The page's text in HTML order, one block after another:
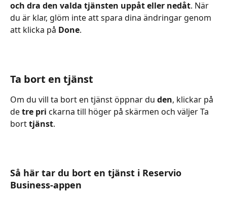
och dra den valda tjänsten uppåt eller nedåt. När
du är klar, glöm inte att spara dina ändringar genom
att klicka på Done.
Ta bort en tjänst
Om du vill ta bort en tjänst öppnar du den, klickar på
de tre pri ckarna till höger på skärmen och väljer Ta
bort tjänst.
Så här tar du bort en tjänst i Reservio
Business-appen